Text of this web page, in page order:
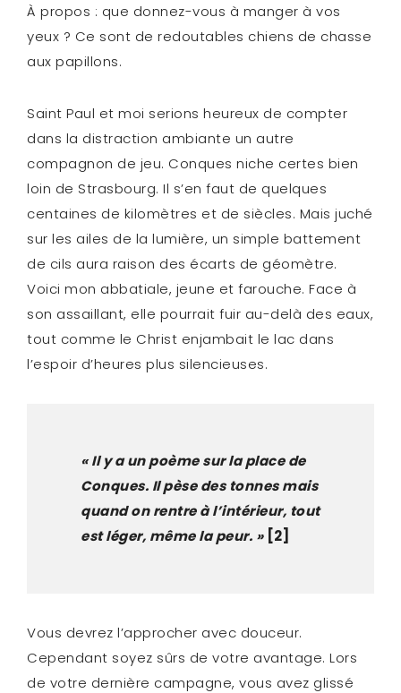
À propos : que donnez-vous à manger à vos
yeux ? Ce sont de redoutables chiens de chasse
aux papillons.
Saint Paul et moi serions heureux de compter
dans la distraction ambiante un autre
compagnon de jeu. Conques niche certes bien
loin de Strasbourg. Il s’en faut de quelques
centaines de kilomètres et de siècles. Mais juché
sur les ailes de la lumière, un simple battement
de cils aura raison des écarts de géomètre.
Voici mon abbatiale, jeune et farouche. Face à
son assaillant, elle pourrait fuir au-delà des eaux,
tout comme le Christ enjambait le lac dans
l’espoir d’heures plus silencieuses.
« Il y a un poème sur la place de
Conques. Il pèse des tonnes mais
quand on rentre à l’intérieur, tout
est léger, même la peur. » [2]
Vous devrez l’approcher avec douceur.
Cependant soyez sûrs de votre avantage. Lors
de votre dernière campagne, vous avez glissé